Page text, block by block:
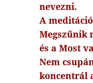
nevezni.
A
Megszűnik
és a Most
Nem
koncentrál